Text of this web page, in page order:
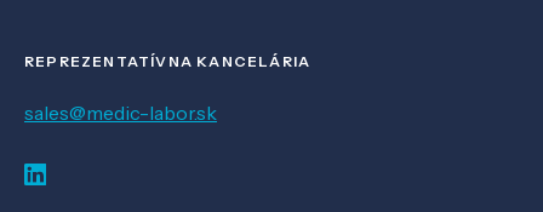
REPREZENTATÍVNA KANCELÁRIA
sales@medic-labor.sk